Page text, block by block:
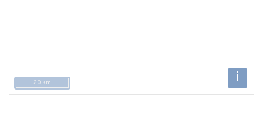
20 km i